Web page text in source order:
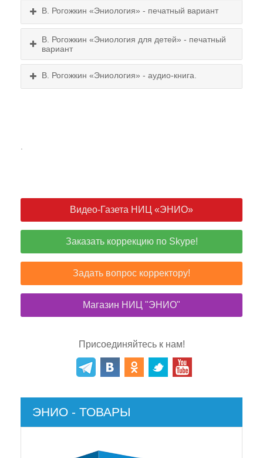
В. Рогожкин «Эниология» - печатный вариант
В. Рогожкин «Эниология для детей» - печатный
вариант
В. Рогожкин «Эниология» - аудио-книга.
.
Видео-Газета НИЦ «ЭНИО»
Заказать коррекцию по Skype!
Задать вопрос корректору!
Магазин НИЦ "ЭНИО"
Присоединяйтесь к нам!
ЭНИО - ТОВАРЫ